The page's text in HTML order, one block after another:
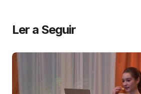
Ler a Seguir